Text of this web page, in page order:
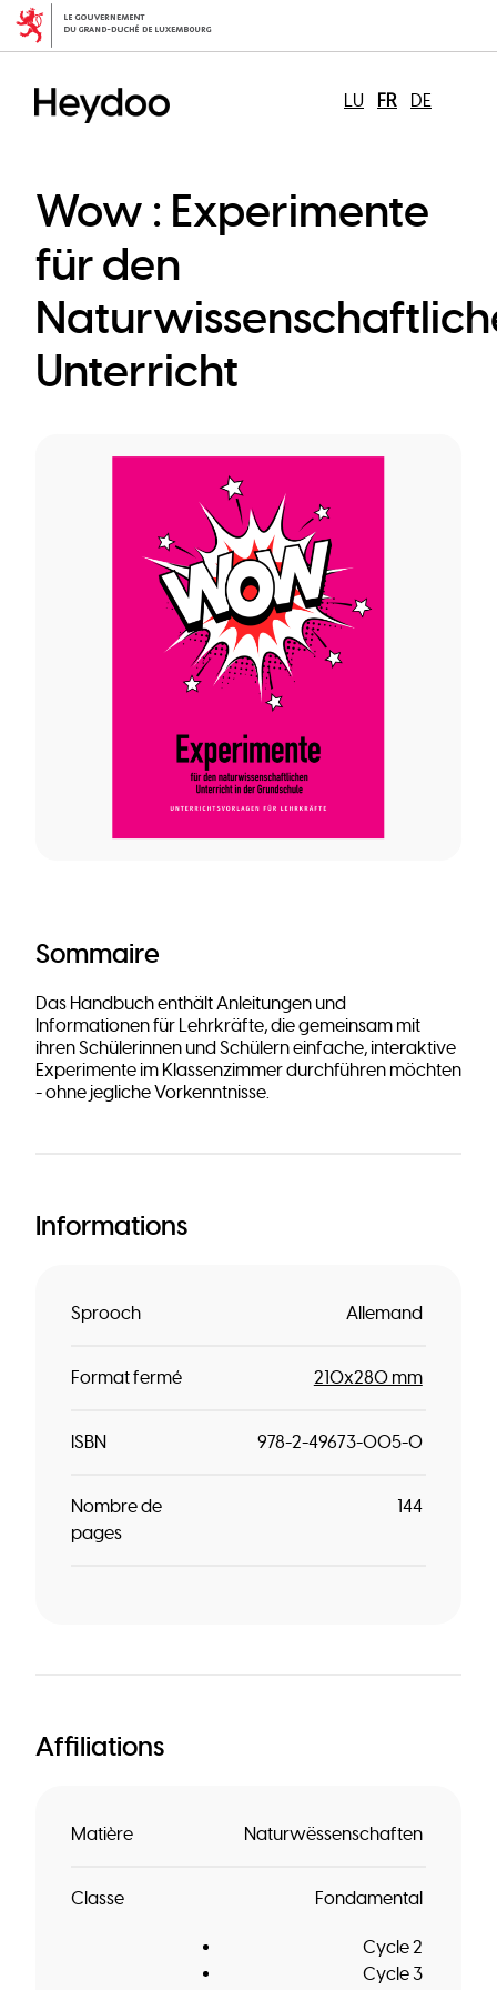
Aller
au
principal
LU FR DE
Wow : Experimente
für den
Unterricht
Sommaire
Das Handbuch enthält Anleitungen und
Informationen für Lehrkräfte, die gemeinsam mit
ihren Schülerinnen und Schülern einfache, interaktive
Experimente im Klassenzimmer durchführen möchten
- ohne jegliche Vorkenntnisse.
Informations
Sprooch Allemand
Format fermé 210x280 mm
ISBN 978-2-49673-005-0
Nombre de
pages
144
Affiliations
Matière Naturwëssenschaften
Classe Fondamental
Cycle 2
Cycle 3